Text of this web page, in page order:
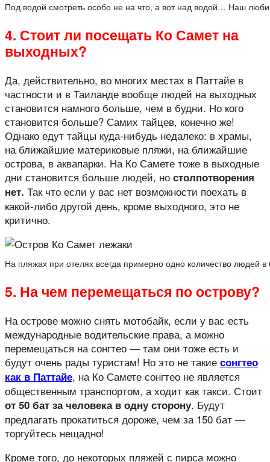
Под водой смотреть особо не на что, а вот над водой… Наш
4. Стоит ли посещать Ко Самет на
выходных?
Да, действительно, во многих местах в Паттайе в
частности и в Таиланде вообще людей на выходных
становится намного больше, чем в будни. Но кого
становится больше? Самих тайцев, конечно же!
Однако едут тайцы куда-нибудь недалеко: в храмы,
на ближайшие материковые пляжи, на ближайшие
острова, в аквапарки. На Ко Самете тоже в выходные
дни становится больше людей, но столпотворения
нет. Так что если у вас нет возможности поехать в
какой-либо другой день, кроме выходного, это не
критично.
На пляжах при отелях всегда примерно одно количество людей
5. На чем перемещаться по острову?
На острове можно снять мотобайк, если у вас есть
международные водительские права, а можно
перемещаться на сонгтео — там они тоже есть и
будут очень рады туристам! Но это не такие сонгтео
как в Паттайе, на Ко Самете сонгтео не является
общественным транспортом, а ходит как такси. Стоит
от 50 бат за человека в одну сторону. Будут
предлагать прокатиться дороже, чем за 150 бат —
торгуйтесь нещадно!
Кроме того, до некоторых пляжей с пирса можно